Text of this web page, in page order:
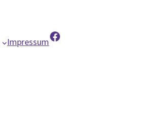
ImpressumFacebook